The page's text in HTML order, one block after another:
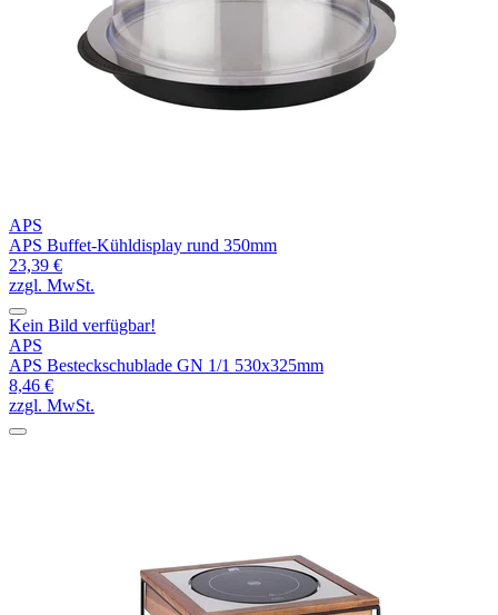
APS
APS Buffet-Kühldisplay rund 350mm
23,39 €
zzgl. MwSt.
Kein Bild verfügbar!
APS
APS Besteckschublade GN 1/1 530x325mm
8,46 €
zzgl. MwSt.